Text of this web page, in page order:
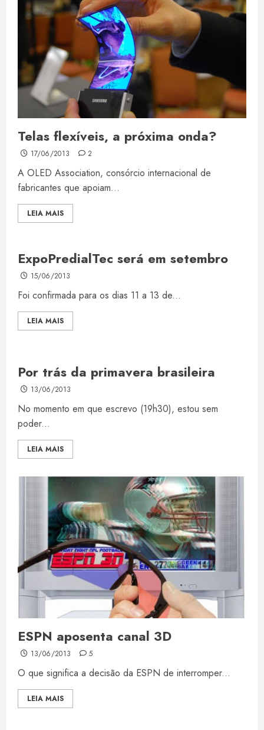
Telas flexíveis, a próxima onda?
17/06/2013 2
A OLED Association, consórcio internacional de
fabricantes que apoiam...
LEIA MAIS
ExpoPredialTec será em setembro
15/06/2013
Foi confirmada para os dias 11 a 13 de...
LEIA MAIS
Por trás da primavera brasileira
13/06/2013
No momento em que escrevo (19h30), estou sem
poder...
LEIA MAIS
ESPN aposenta canal 3D
13/06/2013 5
O que significa a decisão da ESPN de interromper...
LEIA MAIS